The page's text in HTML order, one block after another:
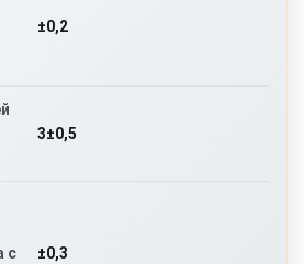
±0,2
3±0,5
с
±0,3